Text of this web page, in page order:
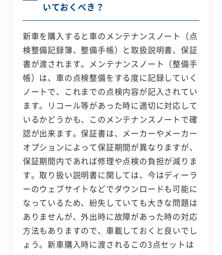
いておくべき？
新車を購入すると車のメンテナンスノート（点
検整備記録簿、整備手帳）と取扱説明書、保証
書が渡されます。メンテナンスノート（整備手
帳）は、車の点検整備をする度に記録していく
ノートで、これまでの点検内容が記入されてい
ます。リコール等があった時に適切に対応して
いるかどうかも、このメンテナンスノートで確
認が出来ます。保証書は、メーカーやメーカー
オプションによって保証期間が異なりますが、
保証期間内であれば修理や点検の負担が減りま
す。取り扱い説明書に関しては、今はディーラ
ーのウェブサイトなどでダウンロードも可能に
なっているため、紛失していても大きな問題は
ありませんが、外出時に故障があった時の対応
方法もありますので、車載しておくと良いでし
ょう。新車購入時に渡されるこの3点セットは